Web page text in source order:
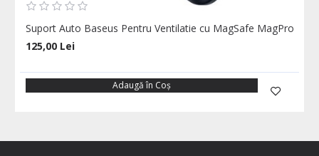
Suport Auto Baseus Pentru Ventilatie cu MagSafe MagPro
125,00 Lei
Adaugă în Coş